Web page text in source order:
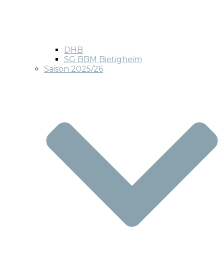
DHB
SG BBM Bietigheim
Saison 2025/26